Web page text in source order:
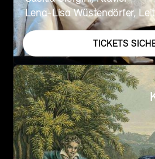
Lena-Lisa Wüstendörfer,
TICKETS